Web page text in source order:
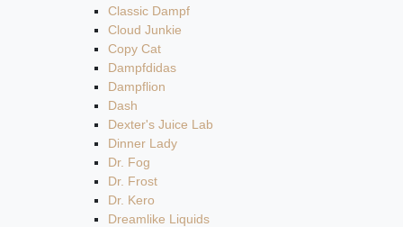
Classic Dampf
Cloud Junkie
Copy Cat
Dampfdidas
Dampflion
Dash
Dexter's Juice Lab
Dinner Lady
Dr. Fog
Dr. Frost
Dr. Kero
Dreamlike Liquids